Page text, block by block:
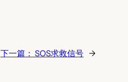
下一篇： SOS求救信号 →